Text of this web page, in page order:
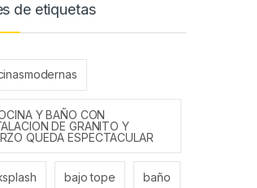
de etiquetas
Y BAÑO CON
DE GRANITO Y
QUEDA ESPECTACULAR
bajo tope baño